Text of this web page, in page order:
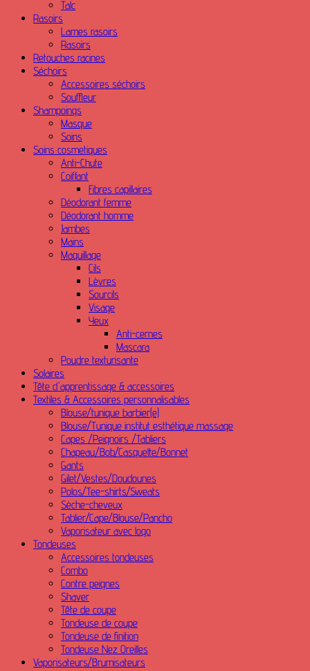
Talc
Rasoirs
Lames rasoirs
Rasoirs
Retouches racines
Séchoirs
Accessoires séchoirs
Souffleur
Shampoings
Masque
Soins
Soins cosmetiques
Anti-Chute
Coiffant
Fibres capillaires
Déodorant femme
Déodorant homme
Jambes
Mains
Maquillage
Cils
Lèvres
Sourcils
Visage
Yeux
Anti-cernes
Mascara
Poudre texturisante
Solaires
Tête d'apprentissage & accessoires
Textiles & Accessoires personnalisables
Blouse/tunique barbier(e)
Blouse/Tunique institut esthétique massage
Capes /Peignoirs /Tabliers
Chapeau/Bob/Casquette/Bonnet
Gants
Gilet/Vestes/Doudounes
Polos/Tee-shirts/Sweats
Sèche-cheveux
Tablier/Cape/Blouse/Pancho
Vaporisateur avec logo
Tondeuses
Accessoires tondeuses
Combo
Contre peignes
Shaver
Tête de coupe
Tondeuse de coupe
Tondeuse de finition
Tondeuse Nez Oreilles
Vaporisateurs/Brumisateurs